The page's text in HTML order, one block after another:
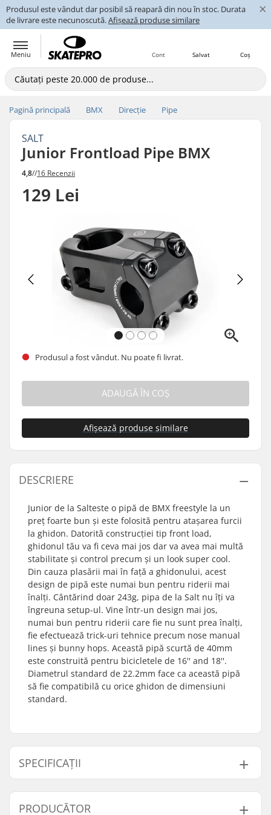
Produsul este vândut dar posibil să reapară din nou în stoc. Durata
de livrare este necunoscută.Afișează produse similare
×
Meniu Coș
Salvat
Cont
Pagină principală BMX Direcție Pipe
SALT
Junior Frontload Pipe BMX
4,8//16 Recenzii
129 Lei
Produsul a fost vândut. Nu poate fi livrat.
ADAUGĂ ÎN COȘ
Afișează produse similare
DESCRIERE
Junior de la Salteste o pipă de BMX freestyle la un
preț foarte bun și este folosită pentru atașarea furcii
la ghidon. Datorită construcției tip front load,
ghidonul tău va fi ceva mai jos dar va avea mai multă
stabilitate și control precum și un look super cool.
Din cauza plasării mai în față a ghidonului, acest
design de pipă este numai bun pentru riderii mai
înalți. Cântărind doar 243g, pipa de la Salt nu îți va
îngreuna setup-ul. Vine într-un design mai jos,
numai bun pentru riderii care fie nu sunt prea înalți,
fie efectuează trick-uri tehnice precum nose manual
lines și bunny hops. Această pipă scurtă de 40mm
este construită pentru bicicletele de 16'' and 18''.
Diametrul standard de 22.2mm face ca această pipă
să fie compatibilă cu orice ghidon de dimensiuni
standard.
SPECIFICAȚII
Pipă tip/lungime:
40mm, Front load
Ridicare Pipă:
PRODUCĂTOR